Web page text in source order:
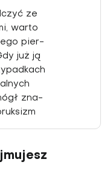
ze
warto
pier­
już ją
zna­